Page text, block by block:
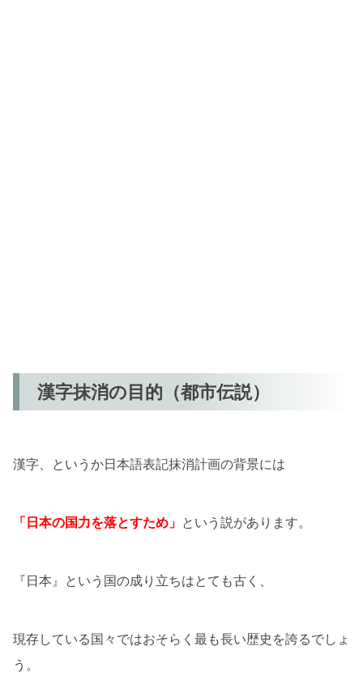
漢字抹消の目的（都市伝説）
漢字、というか日本語表記抹消計画の背景には
「日本の国力を落とすため」 という説があります。
『日本』という国の成り立ちはとても古く、
現存している国々ではおそらく最も長い歴史を誇るでしょ
う。